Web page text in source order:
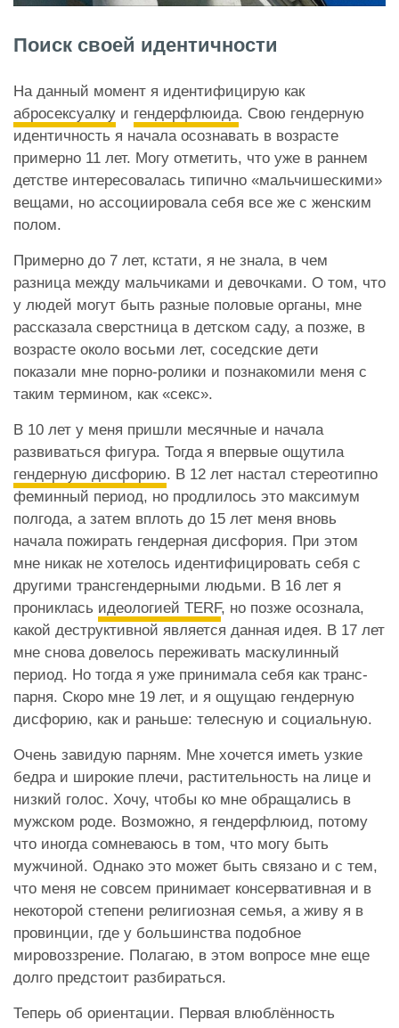
Поиск своей идентичности
На данный момент я идентифицирую как
абросексуалку и гендерфлюида. Свою гендерную
идентичность я начала осознавать в возрасте
примерно 11 лет. Могу отметить, что уже в раннем
детстве интересовалась типично «мальчишескими»
вещами, но ассоциировала себя все же с женским
полом.
Примерно до 7 лет, кстати, я не знала, в чем
разница между мальчиками и девочками. О том, что
у людей могут быть разные половые органы, мне
рассказала сверстница в детском саду, а позже, в
возрасте около восьми лет, соседские дети
показали мне порно-ролики и познакомили меня с
таким термином, как «секс».
В 10 лет у меня пришли месячные и начала
развиваться фигура. Тогда я впервые ощутила
гендерную дисфорию. В 12 лет настал стереотипно
феминный период, но продлилось это максимум
полгода, а затем вплоть до 15 лет меня вновь
начала пожирать гендерная дисфория. При этом
мне никак не хотелось идентифицировать себя с
другими трансгендерными людьми. В 16 лет я
прониклась идеологией TERF, но позже осознала,
какой деструктивной является данная идея. В 17 лет
мне снова довелось переживать маскулинный
период. Но тогда я уже принимала себя как транс-
парня. Скоро мне 19 лет, и я ощущаю гендерную
дисфорию, как и раньше: телесную и социальную.
Очень завидую парням. Мне хочется иметь узкие
бедра и широкие плечи, растительность на лице и
низкий голос. Хочу, чтобы ко мне обращались в
мужском роде. Возможно, я гендерфлюид, потому
что иногда сомневаюсь в том, что могу быть
мужчиной. Однако это может быть связано и с тем,
что меня не совсем принимает консервативная и в
некоторой степени религиозная семья, а живу я в
провинции, где у большинства подобное
мировоззрение. Полагаю, в этом вопросе мне еще
долго предстоит разбираться.
Теперь об ориентации. Первая влюблённость